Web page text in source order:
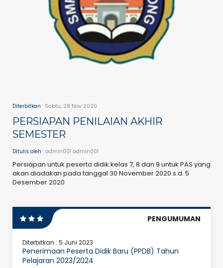
Diterbitkan : Sabtu, 28 Nov 2020
PERSIAPAN PENILAIAN AKHIR
SEMESTER
Ditulis oleh : admin001 admin001
Persiapan untuk peserta didik kelas 7, 8 dan 9 untuk PAS yang
akan diadakan pada tanggal 30 November 2020 s.d. 5
Desember 2020
PENGUMUMAN
Diterbitkan : 5 Juni 2023
Penerimaan Peserta Didik Baru (PPDB) Tahun
Pelajaran 2023/2024